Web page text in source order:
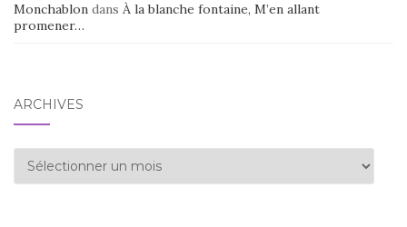
Monchablon dans À la blanche fontaine, M’en allant
promener…
ARCHIVES
Archives